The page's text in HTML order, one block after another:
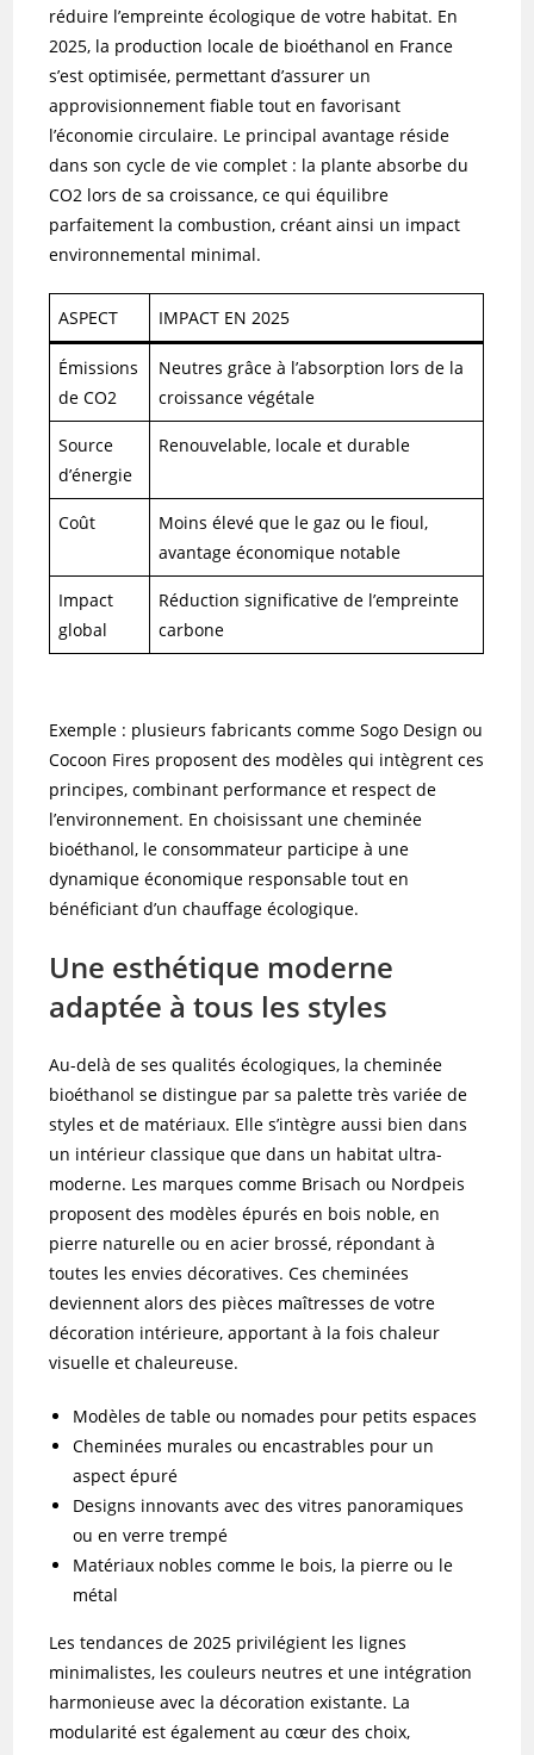
réduire l’empreinte écologique de votre habitat. En
2025, la production locale de bioéthanol en France
s’est optimisée, permettant d’assurer un
approvisionnement fiable tout en favorisant
l’économie circulaire. Le principal avantage réside
dans son cycle de vie complet : la plante absorbe du
CO2 lors de sa croissance, ce qui équilibre
parfaitement la combustion, créant ainsi un impact
environnemental minimal.
ASPECT IMPACT EN 2025
Émissions
de CO2
Neutres grâce à l’absorption lors de la
croissance végétale
Source
d’énergie
Renouvelable, locale et durable
Coût
Moins élevé que le gaz ou le fioul,
avantage économique notable
Impact
global
Réduction significative de l’empreinte
carbone
Exemple : plusieurs fabricants comme Sogo Design ou
Cocoon Fires proposent des modèles qui intègrent ces
principes, combinant performance et respect de
l’environnement. En choisissant une cheminée
bioéthanol, le consommateur participe à une
dynamique économique responsable tout en
bénéficiant d’un chauffage écologique.
Une esthétique moderne
adaptée à tous les styles
Au-delà de ses qualités écologiques, la cheminée
bioéthanol se distingue par sa palette très variée de
styles et de matériaux. Elle s’intègre aussi bien dans
un intérieur classique que dans un habitat ultra-
moderne. Les marques comme Brisach ou Nordpeis
proposent des modèles épurés en bois noble, en
pierre naturelle ou en acier brossé, répondant à
toutes les envies décoratives. Ces cheminées
deviennent alors des pièces maîtresses de votre
décoration intérieure, apportant à la fois chaleur
visuelle et chaleureuse.
Modèles de table ou nomades pour petits espaces
Cheminées murales ou encastrables pour un
aspect épuré
Designs innovants avec des vitres panoramiques
ou en verre trempé
Matériaux nobles comme le bois, la pierre ou le
métal
Les tendances de 2025 privilégient les lignes
minimalistes, les couleurs neutres et une intégration
harmonieuse avec la décoration existante. La
modularité est également au cœur des choix,